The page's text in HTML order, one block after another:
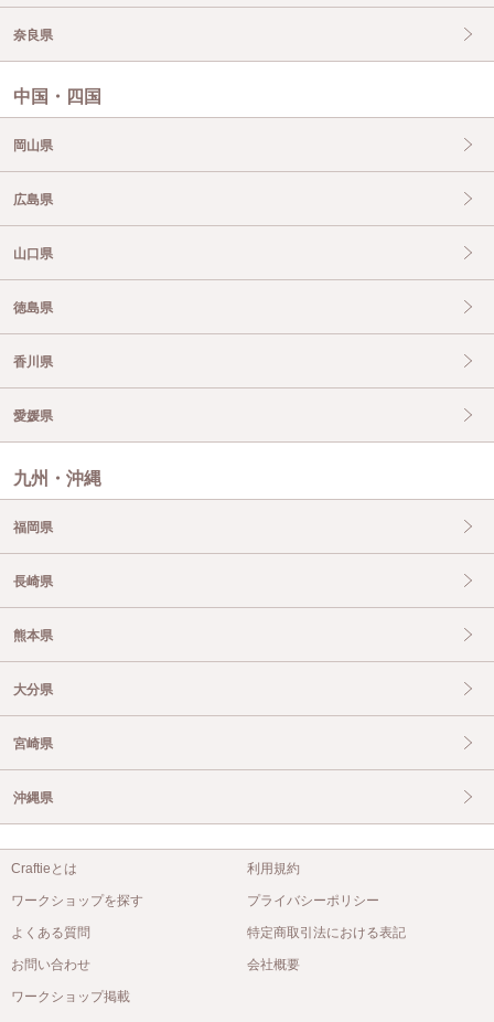
奈良県
中国・四国
岡山県
広島県
山口県
徳島県
香川県
愛媛県
九州・沖縄
福岡県
長崎県
熊本県
大分県
宮崎県
沖縄県
Craftieとは
ワークショップを探す
よくある質問
お問い合わせ
ワークショップ掲載
利用規約
プライバシーポリシー
特定商取引法における表記
会社概要